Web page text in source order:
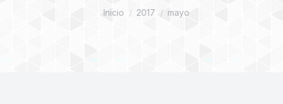
Estás aquí:
Inicio 2017 mayo